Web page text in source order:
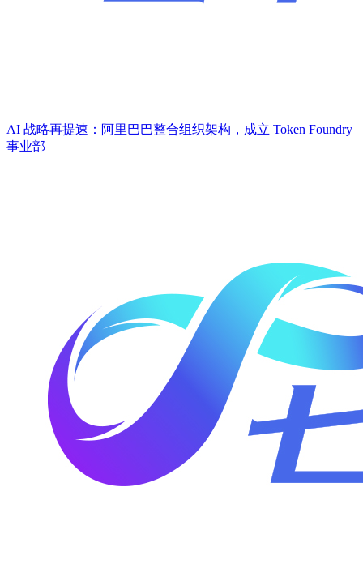
AI 战略再提速：阿里巴巴整合组织架构，成立 Token Foundry
事业部